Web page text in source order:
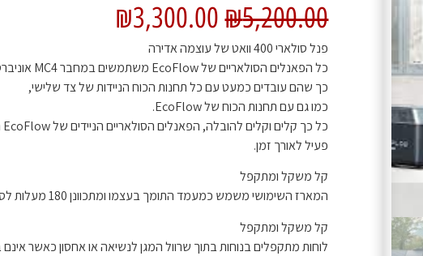
₪5,200.00
₪3,300.00
פנל סולארי 400 וואט של עוצמה אדירה
כל הפאנלים הסולאריים של EcoFlow משתמשים במחבר MC4 אוניברסלי,
כך שהם עובדים כמעט עם כל תחנות הכוח הניידות של צד שלישי,
כמו גם עם תחנות הכוח של EcoFlow.
פעיל לאורך זמן.
קל משקל ומתקפל
המארז השימושי משמש כמעמד התומך בעצמו ומתכוונן 180 מעלות לספיגת אור שמש מקסימלית.
קל משקל ומתקפל
לוחות מתקפלים בנוחות בתוך שרוול המגן לנשיאה או אחסון כאשר